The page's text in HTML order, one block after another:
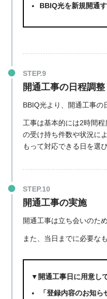
BBIQ光を新規開通
開通工事の日程調整
BBIQ光より、開通工事の
工事は基本的には2時間
の受け持ち件数や状況に
もって対応できる日を選
開通工事の実施
開通工事は立ち会いのため
また、当日までに必要な
▼開通工事日に用意し
「登録内容のお知